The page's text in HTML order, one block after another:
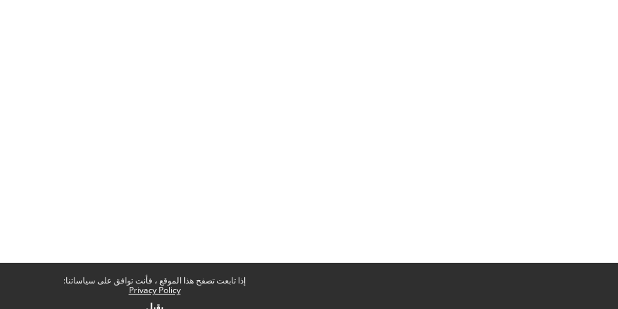
إذا تابعت تصفح هذا الموقع ، فأنت توافق على سياساتنا:
Privacy Policy